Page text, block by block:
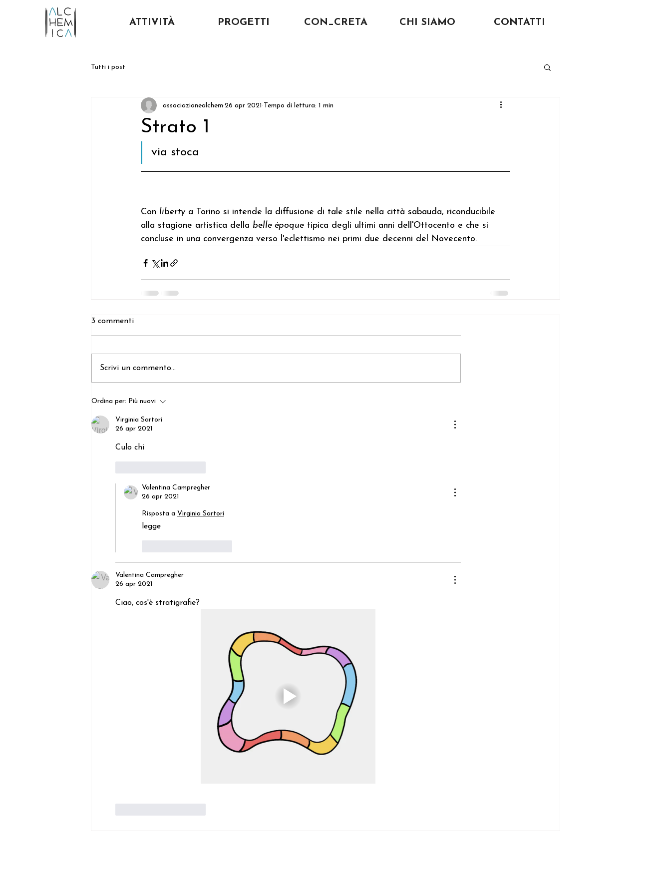
ATTIVITÀ PROGETTI CON_CRETA CHI SIAMO CONTATTI
Tutti i post
Strato 1
associazionealchem 26 apr 2021 Tempo di lettura: 1 min
via stoca
Con liberty a Torino si intende la diffusione di tale stile nella città sabauda, riconducibile
alla stagione artistica della belle époque tipica degli ultimi anni dell'Ottocento e che si
concluse in una convergenza verso l'eclettismo nei primi due decenni del Novecento.
3 commenti
Scrivi un commento...
Ordina per: Più nuovi
Virginia Sartori
26 apr 2021
Culo chi
Valentina Campregher
26 apr 2021
Risposta a Virginia Sartori
legge
Valentina Campregher
26 apr 2021
Ciao, cos'è stratigrafie?